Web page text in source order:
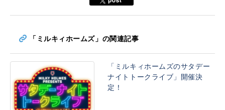
「ミルキィホームズ」の関連記事
「ミルキィホームズのサタデー
ナイトトークライブ」開催決
定！